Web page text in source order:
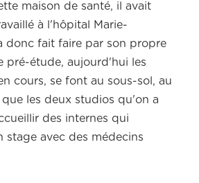
maison de santé, il avait
à l'hôpital Marie-
donc fait faire par son propre
pré-étude, aujourd'hui les
cours, se font au sous-sol, au
que les deux studios qu'on a
des internes qui
stage avec des médecins